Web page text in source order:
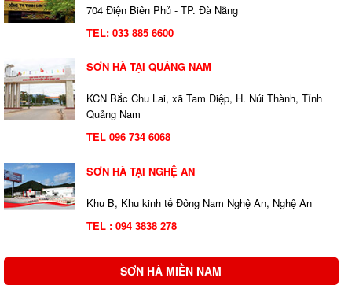
704 Điện Biên Phủ - TP. Đà Nẵng
TEL: 033 885 6600
SƠN HÀ TẠI QUẢNG NAM
KCN Bắc Chu Lai, xã Tam Điệp, H. Núi Thành, Tỉnh
Quảng Nam
TEL 096 734 6068
SƠN HÀ TẠI NGHỆ AN
Khu B, Khu kinh tế Đông Nam Nghệ An, Nghệ An
TEL : 094 3838 278
SƠN HÀ MIỀN NAM